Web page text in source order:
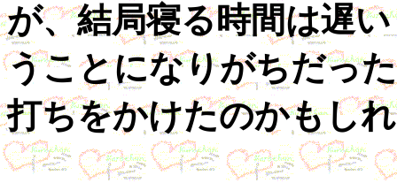
が、結局寝る時間は遅
うことになりがちだっ
打ちをかけたのかもし